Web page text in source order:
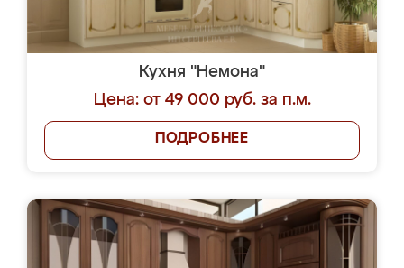
Кухня "Немона"
Цена: от 49 000 руб. за п.м.
ПОДРОБНЕЕ